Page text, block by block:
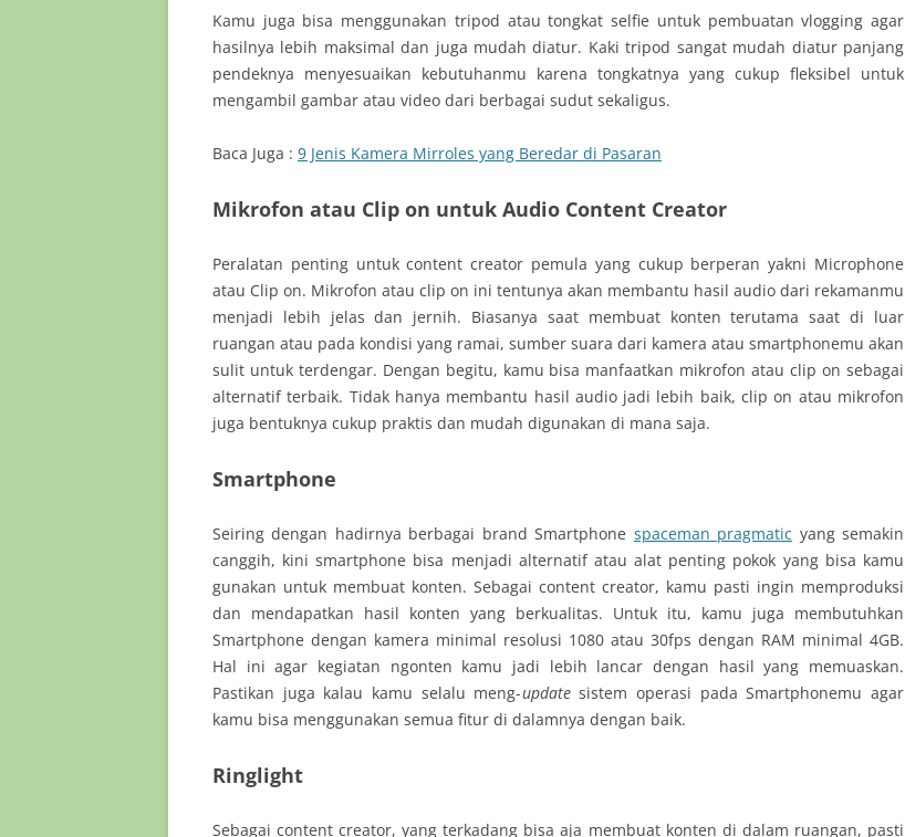
Kamu juga bisa menggunakan tripod atau tongkat selfie untuk pembuatan vlogging agar
hasilnya lebih maksimal dan juga mudah diatur. Kaki tripod sangat mudah diatur panjang
pendeknya menyesuaikan kebutuhanmu karena tongkatnya yang cukup fleksibel untuk
mengambil gambar atau video dari berbagai sudut sekaligus.
Baca Juga : 9 Jenis Kamera Mirroles yang Beredar di Pasaran
Mikrofon atau Clip on untuk Audio Content Creator
Peralatan penting untuk content creator pemula yang cukup berperan yakni Microphone
atau Clip on. Mikrofon atau clip on ini tentunya akan membantu hasil audio dari rekamanmu
menjadi lebih jelas dan jernih. Biasanya saat membuat konten terutama saat di luar
ruangan atau pada kondisi yang ramai, sumber suara dari kamera atau smartphonemu akan
sulit untuk terdengar. Dengan begitu, kamu bisa manfaatkan mikrofon atau clip on sebagai
alternatif terbaik. Tidak hanya membantu hasil audio jadi lebih baik, clip on atau mikrofon
juga bentuknya cukup praktis dan mudah digunakan di mana saja.
Smartphone
Seiring dengan hadirnya berbagai brand Smartphone spaceman pragmatic yang semakin
canggih, kini smartphone bisa menjadi alternatif atau alat penting pokok yang bisa kamu
gunakan untuk membuat konten. Sebagai content creator, kamu pasti ingin memproduksi
dan mendapatkan hasil konten yang berkualitas. Untuk itu, kamu juga membutuhkan
Smartphone dengan kamera minimal resolusi 1080 atau 30fps dengan RAM minimal 4GB.
Hal ini agar kegiatan ngonten kamu jadi lebih lancar dengan hasil yang memuaskan.
Pastikan juga kalau kamu selalu meng-updatesistem operasi pada Smartphonemu agar
kamu bisa menggunakan semua fitur di dalamnya dengan baik.
Ringlight
Sebagai content creator, yang terkadang bisa aja membuat konten di dalam ruangan, pasti